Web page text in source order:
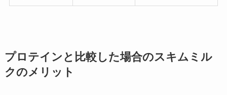
プロテインと比較した場合のスキムミル
クのメリット